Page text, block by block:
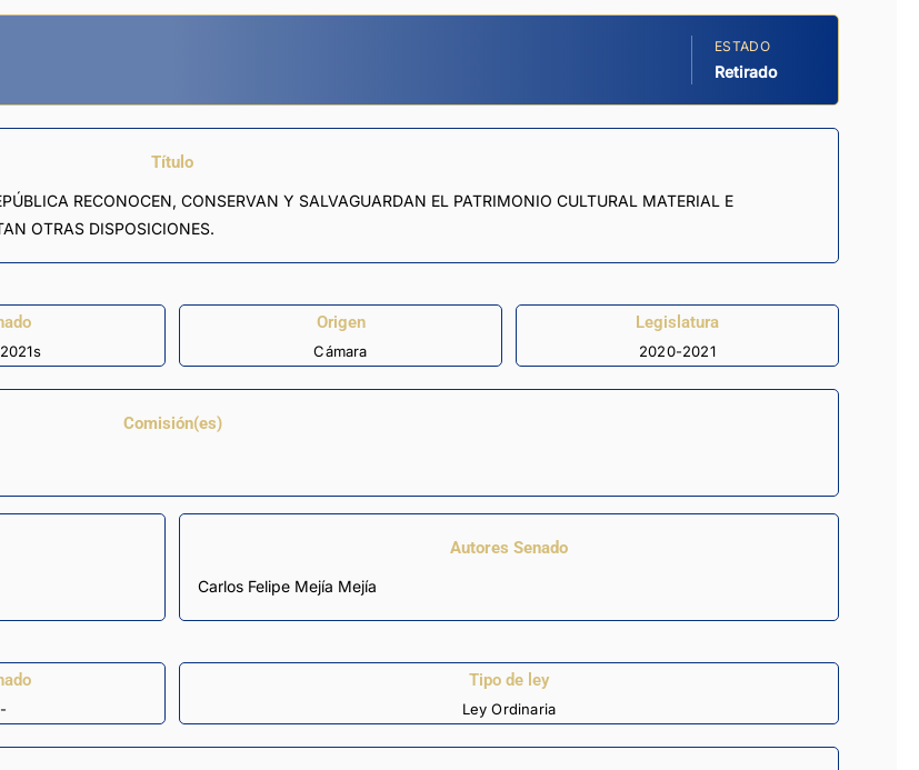
ESTADO
Retirado
Título
RECONOCEN, CONSERVAN Y SALVAGUARDAN EL PATRIMONIO CULTURAL MATERIAL E
OTRAS DISPOSICIONES.
Origen
Cámara
Legislatura
2020-2021
Comisión(es)
Autores Senado
Carlos Felipe Mejía Mejía
-
Tipo de ley
Ley Ordinaria